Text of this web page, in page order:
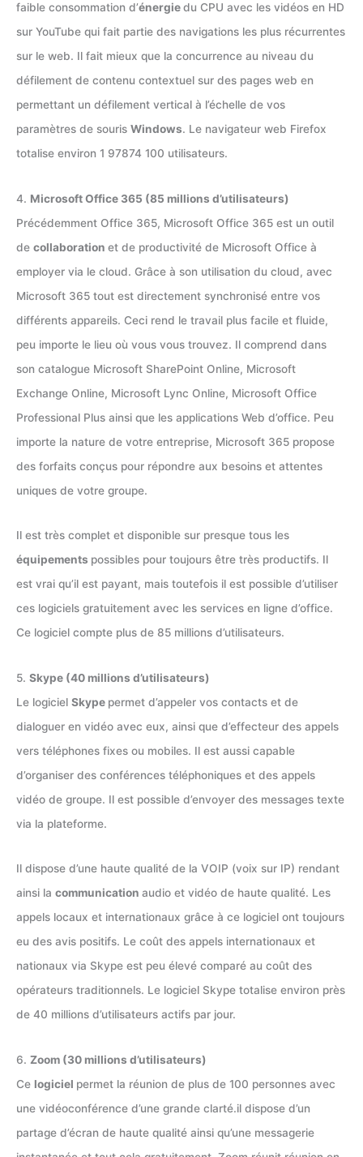
faible consommation d’énergiedu CPU avec les vidéos en HD
sur YouTube qui fait partie des navigations les plus récurrentes
sur le web. Il fait mieux que la concurrence au niveau du
défilement de contenu contextuel sur des pages web en
permettant un défilement vertical à l’échelle de vos
paramètres de souris Windows. Le navigateur web Firefox
totalise environ 1 97874 100 utilisateurs.
4. Microsoft Office 365 (85 millions d’utilisateurs)
Précédemment Office 365, Microsoft Office 365 est un outil
de collaboration et de productivité de Microsoft Office à
employer via le cloud. Grâce à son utilisation du cloud, avec
Microsoft 365 tout est directement synchronisé entre vos
différents appareils. Ceci rend le travail plus facile et fluide,
peu importe le lieu où vous vous trouvez. Il comprend dans
son catalogue Microsoft SharePoint Online, Microsoft
Exchange Online, Microsoft Lync Online, Microsoft Office
Professional Plus ainsi que les applications Web d’office. Peu
importe la nature de votre entreprise, Microsoft 365 propose
des forfaits conçus pour répondre aux besoins et attentes
uniques de votre groupe.
Il est très complet et disponible sur presque tous les
équipements possibles pour toujours être très productifs. Il
est vrai qu’il est payant, mais toutefois il est possible d’utiliser
ces logiciels gratuitement avec les services en ligne d’office.
Ce logiciel compte plus de 85 millions d’utilisateurs.
5. Skype (40 millions d’utilisateurs)
Le logiciel Skype permet d’appeler vos contacts et de
dialoguer en vidéo avec eux, ainsi que d’effecteur des appels
vers téléphones fixes ou mobiles. Il est aussi capable
d’organiser des conférences téléphoniques et des appels
vidéo de groupe. Il est possible d’envoyer des messages texte
via la plateforme.
Il dispose d’une haute qualité de la VOIP (voix sur IP) rendant
ainsi la communication audio et vidéo de haute qualité. Les
appels locaux et internationaux grâce à ce logiciel ont toujours
eu des avis positifs. Le coût des appels internationaux et
nationaux via Skype est peu élevé comparé au coût des
opérateurs traditionnels. Le logiciel Skype totalise environ près
de 40 millions d’utilisateurs actifs par jour.
6. Zoom (30 millions d’utilisateurs)
Ce logiciel permet la réunion de plus de 100 personnes avec
une vidéoconférence d’une grande clarté.il dispose d’un
partage d’écran de haute qualité ainsi qu’une messagerie